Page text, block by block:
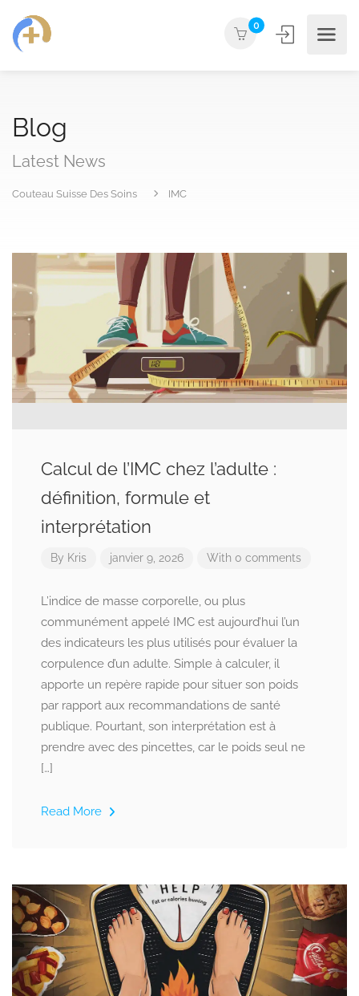
0
Blog
Latest News
Couteau Suisse Des Soins IMC
Calcul de l’IMC chez l’adulte :
définition, formule et
interprétation
By Kris janvier 9, 2026 With 0 comments
L’indice de masse corporelle, ou plus
communément appelé IMC est aujourd’hui l’un
des indicateurs les plus utilisés pour évaluer la
corpulence d’un adulte. Simple à calculer, il
apporte un repère rapide pour situer son poids
par rapport aux recommandations de santé
publique. Pourtant, son interprétation est à
prendre avec des pincettes, car le poids seul ne
[…]
Read More